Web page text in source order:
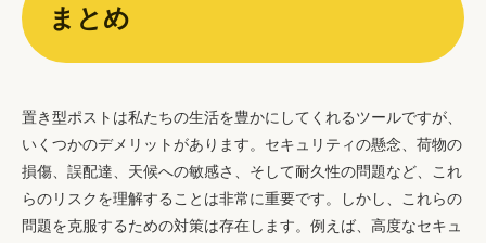
まとめ
置き型ポストは私たちの生活を豊かにしてくれるツールですが、
いくつかのデメリットがあります。セキュリティの懸念、荷物の
損傷、誤配達、天候への敏感さ、そして耐久性の問題など、これ
らのリスクを理解することは非常に重要です。しかし、これらの
問題を克服するための対策は存在します。例えば、高度なセキュ